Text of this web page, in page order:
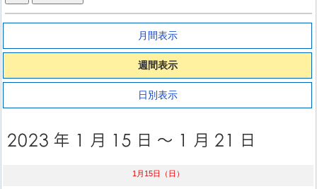
月間表示
週間表示
日別表示
1月15日（日）